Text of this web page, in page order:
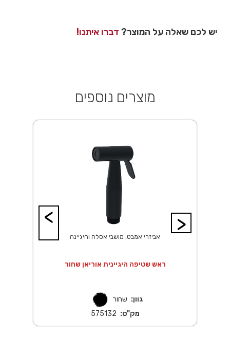
יש לכם שאלה על המוצר? דברו איתנו!
מוצרים נוספים
>
אביזרי אמבט, מושבי אסלה והיגיינה
ראש שטיפה היגיינית אוריאן שחור
גוון: שחור
מק"ט: 575132
<